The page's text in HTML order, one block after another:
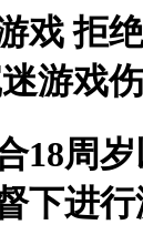
戏 拒
游戏
18周
下进